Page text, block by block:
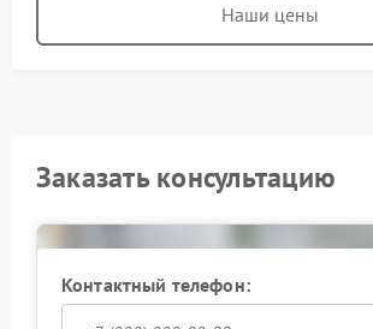
Наши цены
Заказать консультацию
Контактный телефон: